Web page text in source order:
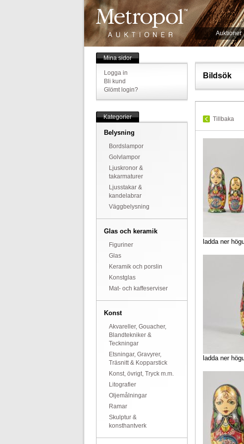
Auktioner
Mina sidor
Logga in
Bli kund
Glömt login?
Kategorier
Belysning
Bordslampor
Golvlampor
Ljuskronor &
takarmaturer
Ljusstakar &
kandelabrar
Väggbelysning
Glas och keramik
Figuriner
Glas
Keramik och porslin
Konstglas
Mat- och kaffeserviser
Konst
Akvareller, Gouacher,
Blandtekniker &
Teckningar
Etsningar, Gravyrer,
Träsnitt & Kopparstick
Konst, övrigt, Tryck m.m.
Litografier
Oljemålningar
Ramar
Skulptur &
konsthantverk
Bildsök
Tillbaka
ladda ner
ladda ner